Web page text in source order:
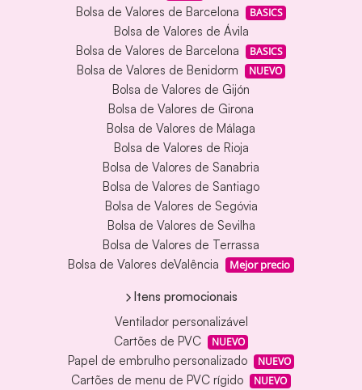
Bolsa de Valores de Barcelona BASICS
Bolsa de Valores de Ávila
Bolsa de Valores de Barcelona
BASICS
Bolsa de Valores de Benidorm NUEVO
Bolsa de Valores de Gijón
Bolsa de Valores de Girona
Bolsa de Valores de Málaga
Bolsa de Valores de Rioja
Bolsa de Valores de Sanabria
Bolsa de Valores de Santiago
Bolsa de Valores de Segóvia
Bolsa de Valores de Sevilha
Bolsa de Valores de Terrassa
Bolsa de Valores deValência
Mejor precio
Itens promocionais
Ventilador personalizável
Cartões de PVC
NUEVO
Papel de embrulho personalizado NUEVO
Cartões de menu de PVC rígido NUEVO